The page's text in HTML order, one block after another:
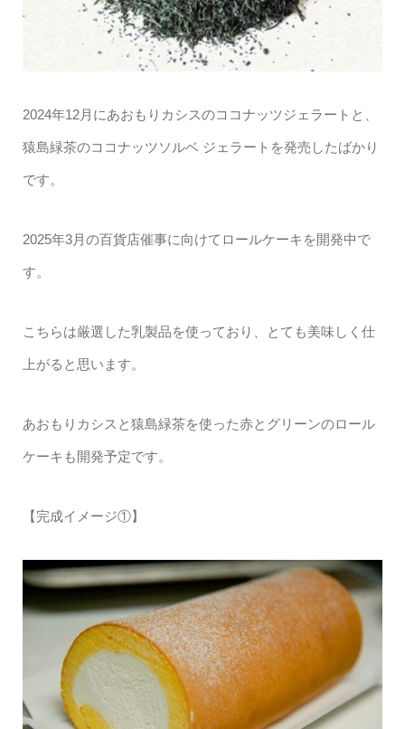
2024年12月にあおもりカシスのココナッツジェラートと、
猿島緑茶のココナッツソルベ ジェラートを発売したばかり
です。
2025年3月の百貨店催事に向けてロールケーキを開発中で
す。
こちらは厳選した乳製品を使っており、とても美味しく仕
上がると思います。
あおもりカシスと猿島緑茶を使った赤とグリーンのロール
ケーキも開発予定です。
【完成イメージ①】